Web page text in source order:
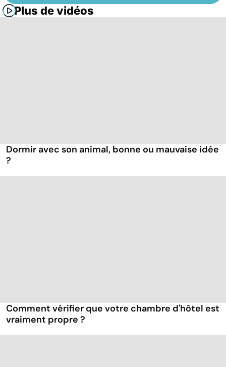
Plus de vidéos
Dormir avec son animal, bonne ou mauvaise idée
?
Comment vérifier que votre chambre d'hôtel est
vraiment propre ?